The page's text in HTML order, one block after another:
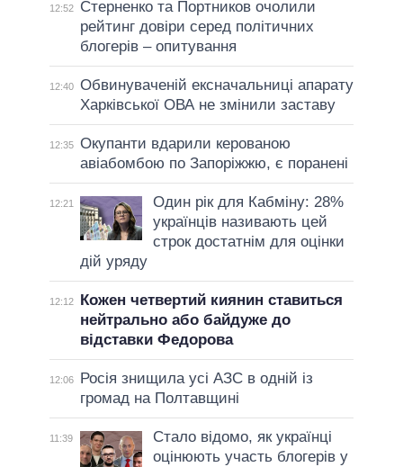
12:52
Стерненко та Портников очолили
рейтинг довіри серед політичних
блогерів – опитування
12:40 Обвинуваченій ексначальниці апарату
Харківської ОВА не змінили заставу
12:35 Окупанти вдарили керованою
авіабомбою по Запоріжжю, є поранені
12:21
Один рік для Кабміну: 28%
українців називають цей
строк достатнім для оцінки
дій уряду
12:12
Кожен четвертий киянин ставиться
нейтрально або байдуже до
відставки Федорова
12:06
Росія знищила усі АЗС в одній із
громад на Полтавщині
11:39
Стало відомо, як українці
оцінюють участь блогерів у